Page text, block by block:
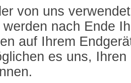
von uns
werden nach Ende
auf Ihrem
es uns,